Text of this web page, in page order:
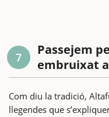
7
Passejem
embruixat
Com diu la tradició,
llegendes que